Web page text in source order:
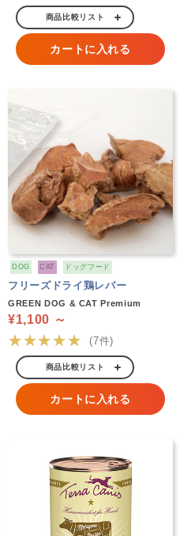
商品比較リスト
カートに入れる
DOG CAT ドッグフード
フリーズドライ鶏レバー
GREEN DOG & CAT Premium
¥1,100 ～
★★★★★ (7件)
商品比較リスト
カートに入れる